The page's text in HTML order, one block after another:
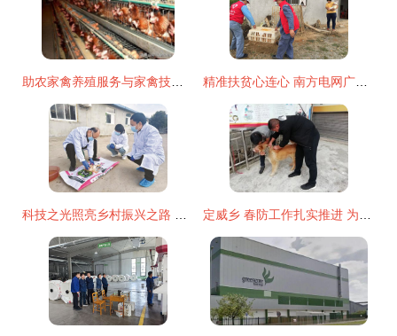
助农家禽养殖服务与家禽技术服务的核心内容 精准扶贫心连心 南方电网广西梧州供电局与农户共绘丰收图
科技之光照亮乡村振兴之路 家禽技术服务的创新实践 定威乡 春防工作扎实推进 为养殖业保驾护航